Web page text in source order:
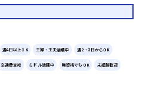
週4日以上OK 主婦・主夫活躍中 週2・3日からOK
交通費支給 ミドル活躍中 無資格でもOK 未経験歓迎